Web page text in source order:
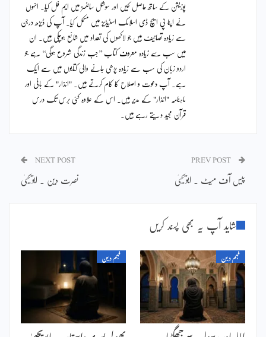
پوزیشن کے ساتھ حاصل کیں اور سوشل سائنسز میں ایم فل کیا۔ انہوں
نے اپنا پی ایچ ڈی اسلامک اسٹیڈیز میں مکمل کیا۔ آپ کی ڈیڑھ درجن
سے زیادہ تصانیف ہیں جو لاکھوں کی تعداد میں شائع ہوچکی ہیں۔ ان
میں سب سے زیادہ معروف کتاب ’’جب زندگی شروع ہوگی‘‘ ہے جو
اردو زبان کی سب سے زیادہ پڑھی جانے والی کتابوں میں سے ایک
ہے۔ آپ دعوت و اصلاح کا کام کرتے ہیں۔ "انذار" کے بانی اور
ماہنامہ "انذار" کے مدیر ہیں۔ اس کے علاوہ کئی برس تک درس
قرآن مجید دیتے رہے ہیں۔
پیس آف میٹ ۔ ابویحییٰ
NEXT POST
نصرت دین ۔ ابویحییٰ
شاید آپ یہ بھی پسند کریں
فہم دین فہم دین